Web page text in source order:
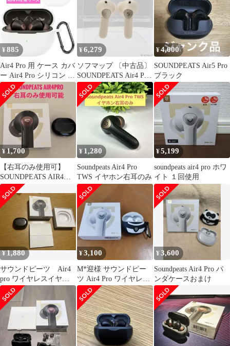
¥885
Air4 Pro 用 ケース カバ
ー Air4 Pro シリコン ケ
ース
¥6,279
ソフマップ 〔中古品〕
SOUNDPEATS Air4 Pro
ベージュ【371】
¥4,000
SOUNDPEATS Air5 Pro
ブラック
¥1,700
【右耳のみ使用可】
SOUNDPEATS AIR4
PRO ワイヤレスイヤホ
ン
¥ 1,280
Soundpeats Air4 Pro
TWS イヤホン右耳のみ
¥5,199
soundpeats air4 pro ホワ
イト １回使用
¥1,880
サウンドピーツ Air4
pro ワイヤレスイヤホ
ン
¥3,100
M*迎様 サウンドピー
ツ Air4 Pro ワイヤレス
イヤホン 本体 ケース付
き
¥3,600
Soundpeats Air4 Pro パ
ンダケースおまけ